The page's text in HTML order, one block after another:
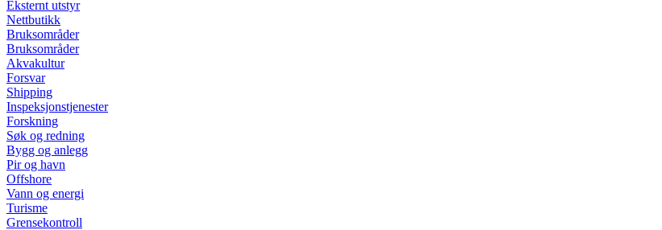
Eksternt utstyr
Nettbutikk
Bruksområder
Bruksområder
Akvakultur
Forsvar
Shipping
Inspeksjonstjenester
Forskning
Søk og redning
Bygg og anlegg
Pir og havn
Offshore
Vann og energi
Turisme
Grensekontroll